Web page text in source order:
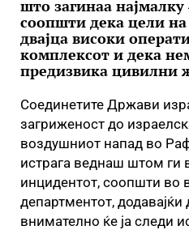
што загинаа најмалку
соопшти дека цели
двајца високи
комплексот и дека
предизвика цивилни
Соединетите Држави
загриженост до
воздушниот напад во
истрага веднаш штом ги
инцидентот, соопшти во
департментот,
внимателно ќе ја следи